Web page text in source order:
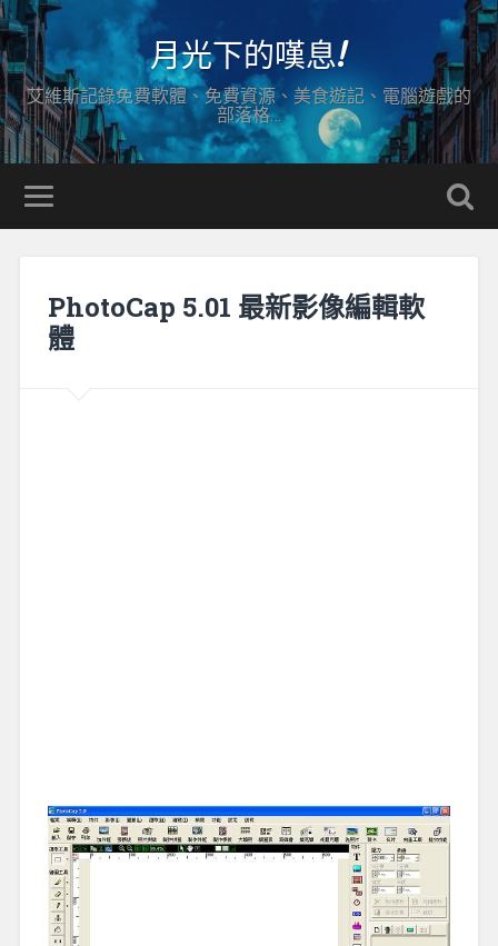
月光下的嘆息!
艾維斯記錄免費軟體、免費資源、美食遊記、電腦遊戲的
部落格…
PhotoCap 5.01 最新影像編輯軟
體